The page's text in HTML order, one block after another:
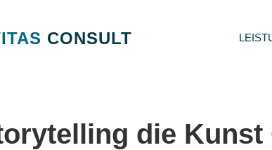
CONSULT
die Kunst